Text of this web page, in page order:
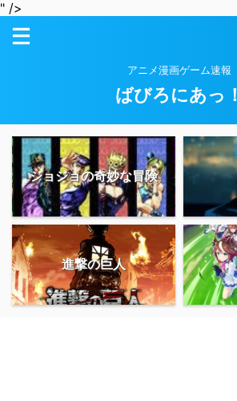
" />
アニメ漫画ゲーム速報
ばびろにあっ！
ジョジョの奇妙な冒険
進撃の巨人